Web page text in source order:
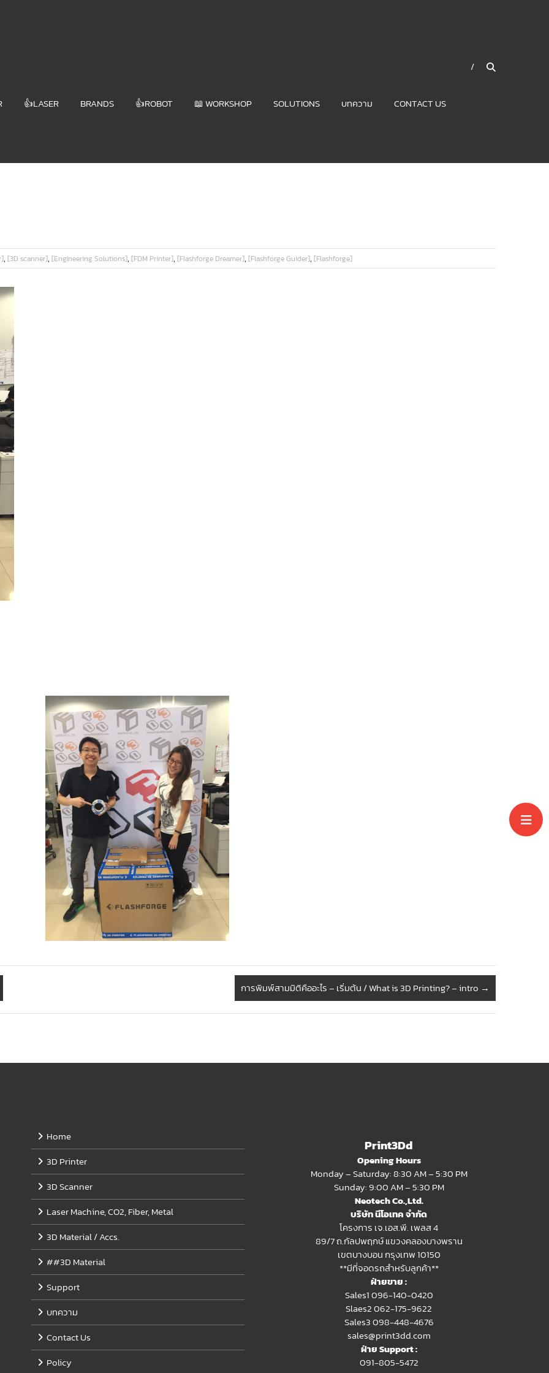
👍LASER BRANDS 👍ROBOT 📖 WORKSHOP SOLUTIONS บทความ CONTACT US
,[3D scanner],[Engineering Solutions],[FDM Printer],[Flashforge Dreamer],[Flashforge Guider],[Flashforge]
การพิมพ์สามมิติคืออะไร – เริ่มต้น / What is 3D Printing? – intro →
Home
3D Printer
3D Scanner
Laser Machine, CO2, Fiber, Metal
3D Material / Accs.
##3D Material
Support
บทความ
Contact Us
Policy
Print3Dd
Opening Hours
Monday – Saturday: 8:30 AM – 5:30 PM
Sunday: 9:00 AM – 5:30 PM
Neotech Co.,Ltd.
บริษัท นีโอเทค จำกัด
โครงการ เจ.เอส.พี. เพลส 4
89/7 ถ.กัลปพฤกษ์ แขวงคลองบางพราน
เขตบางบอน กรุงเทพ 10150
**มีที่จอดรถสำหรับลูกค้า**
ฝ่ายขาย :
Sales1 096-140-0420
Slaes2062-175-9622
Sales3 098-448-4676
sales@print3dd.com
ฝ่าย Support :
091-805-5472